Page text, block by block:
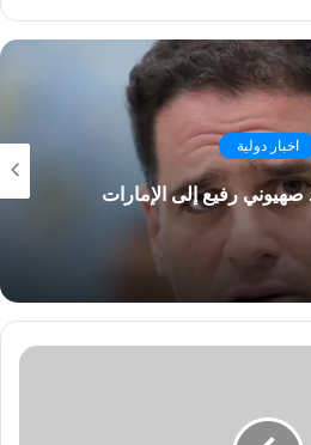
اخبار دولية
صهيوني رفيع إلى الإمارات